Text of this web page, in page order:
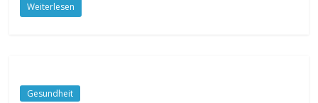
Weiterlesen
Gesundheit